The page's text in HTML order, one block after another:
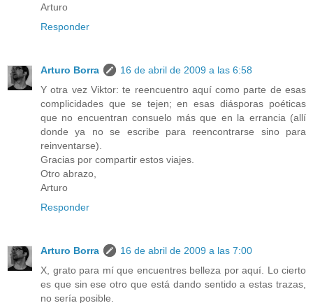
Arturo
Responder
Arturo Borra
16 de abril de 2009 a las 6:58
Y otra vez Viktor: te reencuentro aquí como parte de esas
complicidades que se tejen; en esas diásporas poéticas
que no encuentran consuelo más que en la errancia (allí
donde ya no se escribe para reencontrarse sino para
reinventarse).
Gracias por compartir estos viajes.
Otro abrazo,
Arturo
Responder
Arturo Borra
16 de abril de 2009 a las 7:00
X, grato para mí que encuentres belleza por aquí. Lo cierto
es que sin ese otro que está dando sentido a estas trazas,
no sería posible.